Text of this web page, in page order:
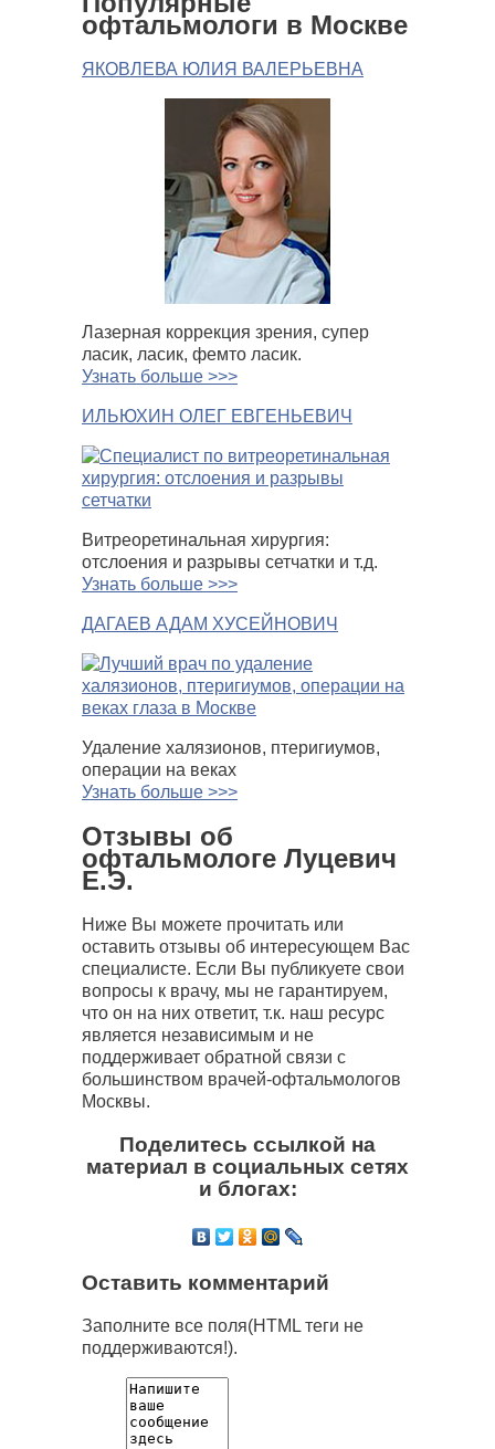
офтальмологи в Москве
ЯКОВЛЕВА ЮЛИЯ ВАЛЕРЬЕВНА
Лазерная коррекция зрения, супер
ласик, ласик, фемто ласик.
Узнать больше >>>
ИЛЬЮХИН ОЛЕГ ЕВГЕНЬЕВИЧ
Витреоретинальная хирургия:
отслоения и разрывы сетчатки и т.д.
Узнать больше >>>
ДАГАЕВ АДАМ ХУСЕЙНОВИЧ
Удаление халязионов, птеригиумов,
операции на веках
Узнать больше >>>
Отзывы об
офтальмологе Луцевич
Е.Э.
Ниже Вы можете прочитать или
оставить отзывы об интересующем Вас
специалисте. Если Вы публикуете свои
вопросы к врачу, мы не гарантируем,
что он на них ответит, т.к. наш ресурс
является независимым и не
поддерживает обратной связи с
большинством врачей-офтальмологов
Москвы.
Поделитесь ссылкой на
материал в социальных сетях
и блогах:
Оставить комментарий
Заполните все поля(HTML теги не
поддерживаются!).